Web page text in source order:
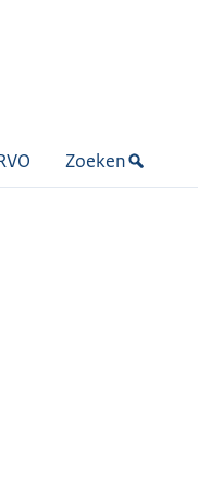
Zoeken